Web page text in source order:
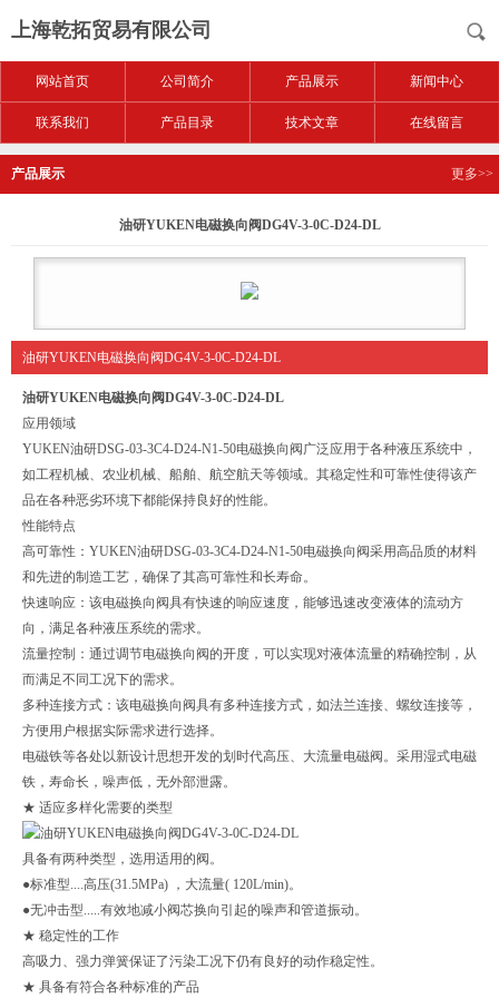
上海乾拓贸易有限公司
网站首页 公司简介 产品展示 新闻中心
联系我们 产品目录 技术文章 在线留言
产品展示 更多>>
油研YUKEN电磁换向阀DG4V-3-0C-D24-DL
油研YUKEN电磁换向阀DG4V-3-0C-D24-DL
油研YUKEN电磁换向阀DG4V-3-0C-D24-DL
应用领域
YUKEN油研DSG-03-3C4-D24-N1-50电磁换向阀广泛应用于各种液压系统中，
如工程机械、农业机械、船舶、航空航天等领域。其稳定性和可靠性使得该产
品在各种恶劣环境下都能保持良好的性能。
性能特点
高可靠性：YUKEN油研DSG-03-3C4-D24-N1-50电磁换向阀采用高品质的材料
和先进的制造工艺，确保了其高可靠性和长寿命。
快速响应：该电磁换向阀具有快速的响应速度，能够迅速改变液体的流动方
向，满足各种液压系统的需求。
流量控制：通过调节电磁换向阀的开度，可以实现对液体流量的精确控制，从
而满足不同工况下的需求。
多种连接方式：该电磁换向阀具有多种连接方式，如法兰连接、螺纹连接等，
方便用户根据实际需求进行选择。
电磁铁等各处以新设计思想开发的划时代高压、大流量电磁阀。采用湿式电磁
铁，寿命长，噪声低，无外部泄露。
★ 适应多样化需要的类型
具备有两种类型，选用适用的阀。
●标准型....高压(31.5MPa) ，大流量( 120L/min)。
●无冲击型.....有效地减小阀芯换向引起的噪声和管道振动。
★ 稳定性的工作
高吸力、强力弹簧保证了污染工况下仍有良好的动作稳定性。
★ 具备有符合各种标准的产品